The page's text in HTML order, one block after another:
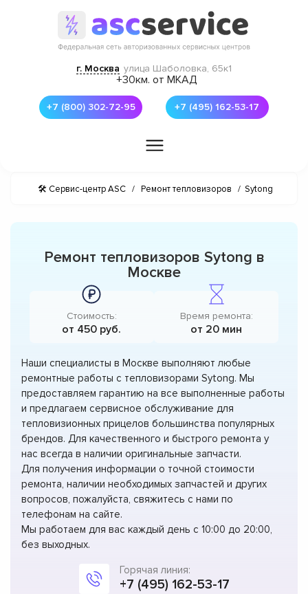
г. Москва улица Шаболовка, 65к1
+30км. от МКАД
+7 (800) 302-72-95 +7 (495) 162-53-17
🛠 Сервис-центр ASC / Ремонт тепловизоров / Sytong
Ремонт тепловизоров Sytong в
Москве
Стоимость:
от 450 руб.
Время ремонта:
от 20 мин
Наши специалисты в Москве выполняют любые
ремонтные работы с тепловизорами Sytong. Мы
предоставляем гарантию на все выполненные работы
и предлагаем сервисное обслуживание для
тепловизионных прицелов большинства популярных
брендов. Для качественного и быстрого ремонта у
нас всегда в наличии оригинальные запчасти.
Для получения информации о точной стоимости
ремонта, наличии необходимых запчастей и других
вопросов, пожалуйста, свяжитесь с нами по
телефонам на сайте.
Мы работаем для вас каждый день с 10:00 до 20:00,
без выходных.
Горячая линия:
+7 (495) 162-53-17